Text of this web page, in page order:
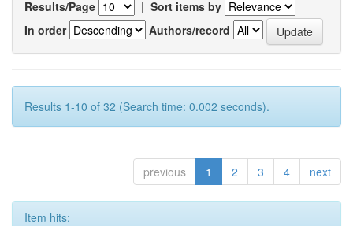
Results/Page | Sort items by
In order
Authors/record
Results 1-10 of 32 (Search time: 0.002 seconds).
previous 1 2 3 4 next
Item hits: